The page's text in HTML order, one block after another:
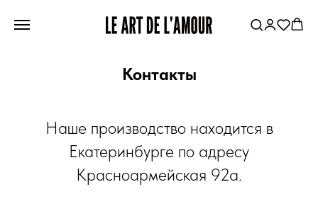
Контакты
Наше производство находится в
Екатеринбурге по адресу
Красноармейская 92а.